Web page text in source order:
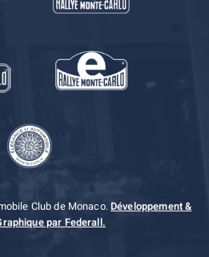
Club de Monaco.Développement &
par Federall.